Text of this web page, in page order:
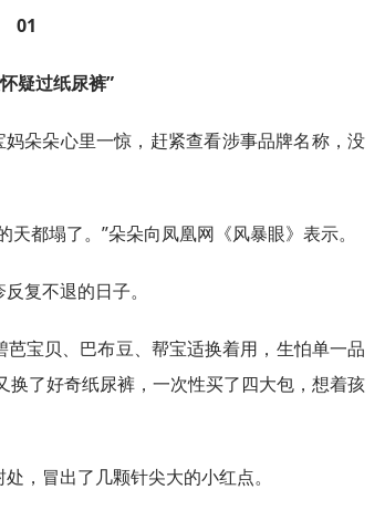
01
疑过纸尿裤”
朵朵心里一惊，赶紧查看涉事品牌名称，没
都塌了。”朵朵向凤凰网《风暴眼》表示。
复不退的日子。
宝贝、巴布豆、帮宝适换着用，生怕单一品
了好奇纸尿裤，一次性买了四大包，想着孩
，冒出了几颗针尖大的小红点。